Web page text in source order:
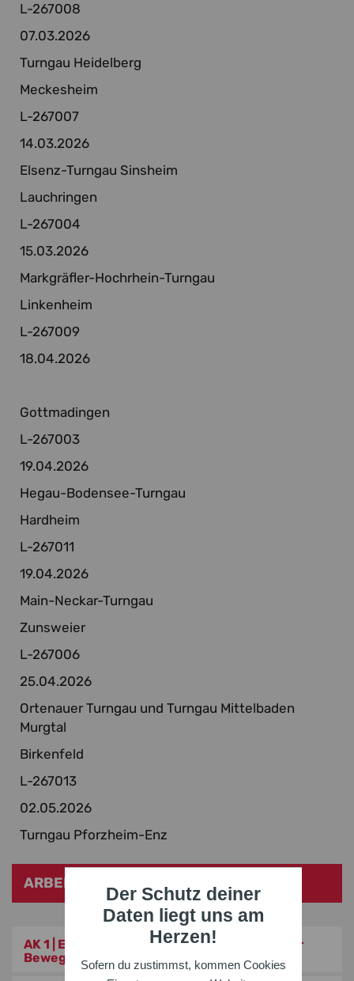
Der Schutz deiner
Daten liegt uns am
Herzen!
Sofern du zustimmst, kommen Cookies
L-267008
07.03.2026
Turngau Heidelberg
Meckesheim
L-267007
14.03.2026
Elsenz-Turngau Sinsheim
Lauchringen
L-267004
15.03.2026
Markgräfler-Hochrhein-Turngau
Linkenheim
L-267009
18.04.2026
Gottmadingen
L-267003
19.04.2026
Hegau-Bodensee-Turngau
Hardheim
L-267011
19.04.2026
Main-Neckar-Turngau
Zunsweier
L-267006
25.04.2026
Ortenauer Turngau und Turngau Mittelbaden
Murgtal
Birkenfeld
L-267013
02.05.2026
Turngau Pforzheim-Enz
ARBEITSKREISE
AK 1 | Erlebniswelt Turnhalle – Neue Ideen für
Bewegungslandschaften (1- bis 3-Jährige)